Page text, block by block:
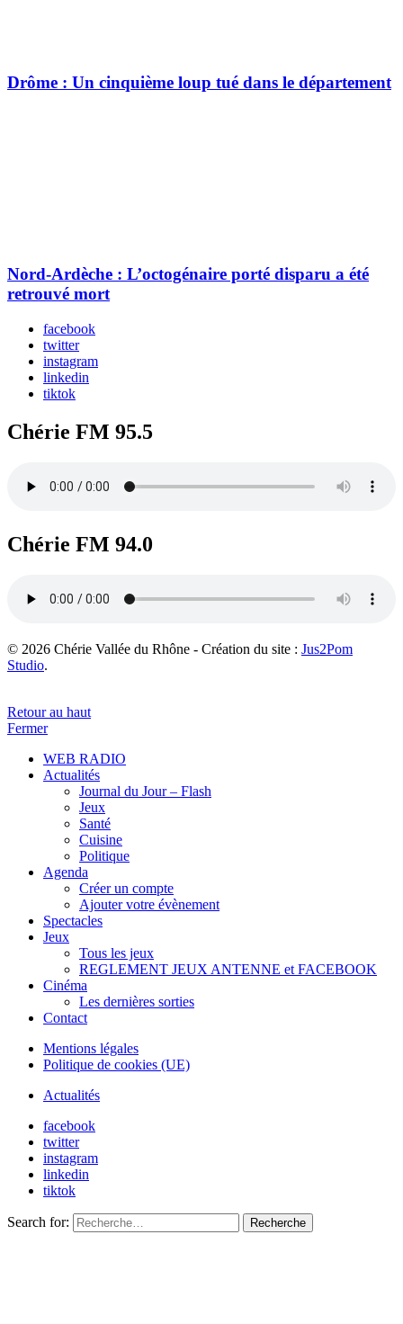
Drôme : Un cinquième loup tué dans le département
Nord-Ardèche : L’octogénaire porté disparu a été
retrouvé mort
facebook
twitter
instagram
linkedin
tiktok
Chérie FM 95.5
Chérie FM 94.0
© 2026 Chérie Vallée du Rhône - Création du site : Jus2Pom
Studio.
Retour au haut
Fermer
WEB RADIO
Actualités
Journal du Jour – Flash
Jeux
Santé
Cuisine
Politique
Agenda
Créer un compte
Ajouter votre évènement
Spectacles
Jeux
Tous les jeux
REGLEMENT JEUX ANTENNE et FACEBOOK
Cinéma
Les dernières sorties
Contact
Mentions légales
Politique de cookies (UE)
Actualités
facebook
twitter
instagram
linkedin
tiktok
Search for: Recherche